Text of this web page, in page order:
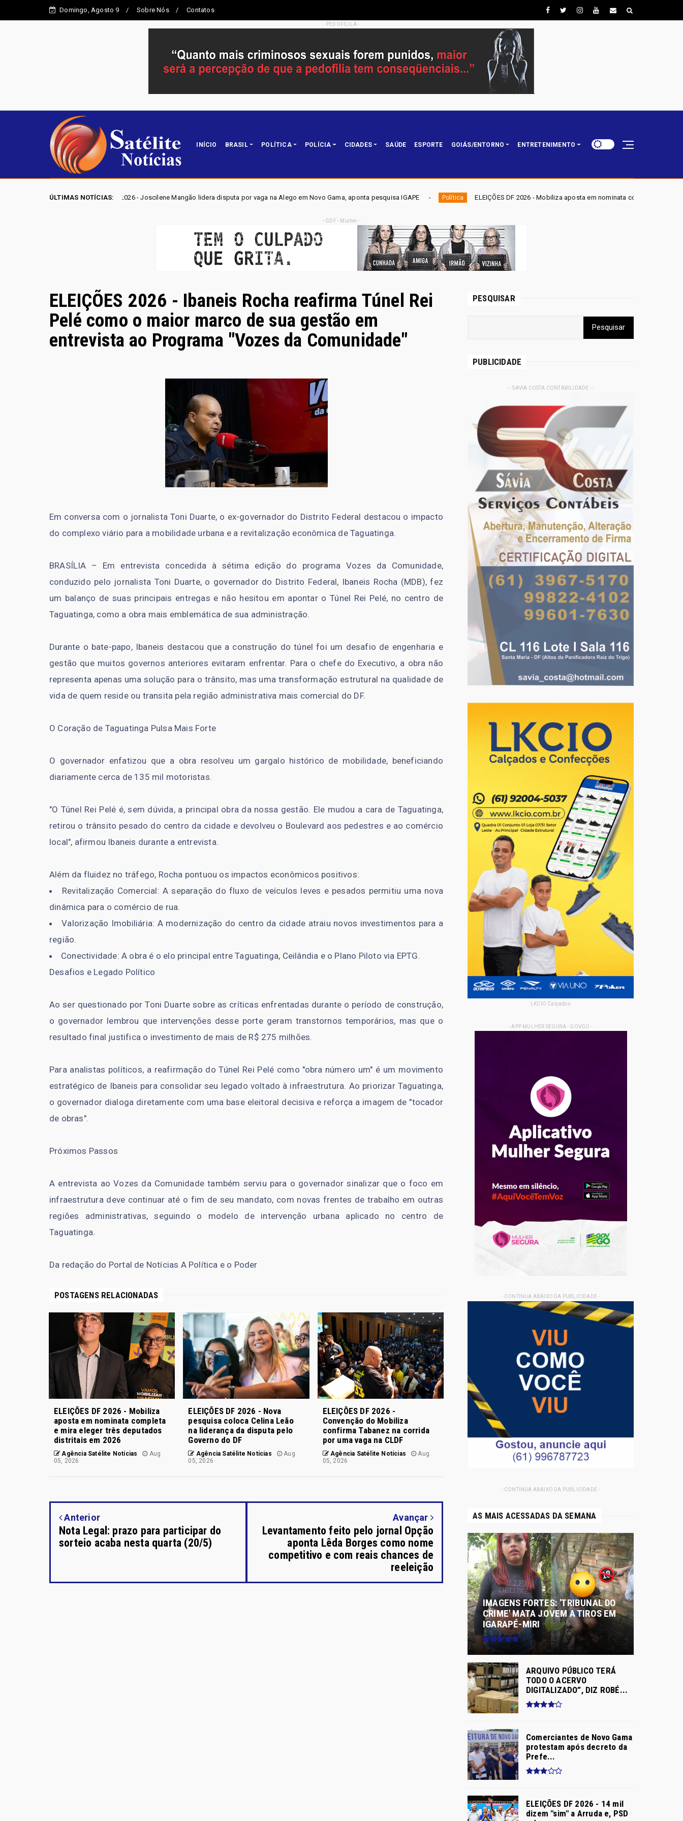
Domingo, Agosto 9 Sobre Nós Contatos
- PEDOFILILA -
INÍCIO BRASIL POLÍTICA POLÍCIA CIDADES SAÚDE ESPORTE GOIÁS/ENTORNO ENTRETENIMENTO
ÚLTIMAS NOTÍCIAS:
ELEIÇÕES GO 2026 - Joscilene Mangão lidera disputa por vaga na Alego em Novo Gama, aponta pesquisa IGAPE Política ELEIÇÕES DF 2026 - Mobiliza aposta em nominata completa e mira eleger três deputados
- GDF - Mulher -
ELEIÇÕES 2026 - Ibaneis Rocha reafirma Túnel Rei
Pelé como o maior marco de sua gestão em
entrevista ao Programa "Vozes da Comunidade"
Em conversa com o jornalista Toni Duarte, o ex-governador do Distrito Federal destacou o impacto
do complexo viário para a mobilidade urbana e a revitalização econômica de Taguatinga.
BRASÍLIA – Em entrevista concedida à sétima edição do programa Vozes da Comunidade,
conduzido pelo jornalista Toni Duarte, o governador do Distrito Federal, Ibaneis Rocha (MDB), fez
um balanço de suas principais entregas e não hesitou em apontar o Túnel Rei Pelé, no centro de
Taguatinga, como a obra mais emblemática de sua administração.
Durante o bate-papo, Ibaneis destacou que a construção do túnel foi um desafio de engenharia e
gestão que muitos governos anteriores evitaram enfrentar. Para o chefe do Executivo, a obra não
representa apenas uma solução para o trânsito, mas uma transformação estrutural na qualidade de
vida de quem reside ou transita pela região administrativa mais comercial do DF.
O Coração de Taguatinga Pulsa Mais Forte
O governador enfatizou que a obra resolveu um gargalo histórico de mobilidade, beneficiando
diariamente cerca de 135 mil motoristas.
"O Túnel Rei Pelé é, sem dúvida, a principal obra da nossa gestão. Ele mudou a cara de Taguatinga,
retirou o trânsito pesado do centro da cidade e devolveu o Boulevard aos pedestres e ao comércio
local", afirmou Ibaneis durante a entrevista.
Além da fluidez no tráfego, Rocha pontuou os impactos econômicos positivos:
Revitalização Comercial: A separação do fluxo de veículos leves e pesados permitiu uma nova
dinâmica para o comércio de rua.
Valorização Imobiliária: A modernização do centro da cidade atraiu novos investimentos para a
região.
Conectividade: A obra é o elo principal entre Taguatinga, Ceilândia e o Plano Piloto via EPTG.
Desafios e Legado Político
Ao ser questionado por Toni Duarte sobre as críticas enfrentadas durante o período de construção,
o governador lembrou que intervenções desse porte geram transtornos temporários, mas que o
resultado final justifica o investimento de mais de R$ 275 milhões.
Para analistas políticos, a reafirmação do Túnel Rei Pelé como "obra número um" é um movimento
estratégico de Ibaneis para consolidar seu legado voltado à infraestrutura. Ao priorizar Taguatinga,
o governador dialoga diretamente com uma base eleitoral decisiva e reforça a imagem de "tocador
de obras".
Próximos Passos
A entrevista ao Vozes da Comunidade também serviu para o governador sinalizar que o foco em
infraestrutura deve continuar até o fim de seu mandato, com novas frentes de trabalho em outras
regiões administrativas, seguindo o modelo de intervenção urbana aplicado no centro de
Taguatinga.
Da redação do Portal de Notícias A Política e o Poder
POSTAGENS RELACIONADAS
ELEIÇÕES DF 2026 - Mobiliza
aposta em nominata completa
e mira eleger três deputados
distritais em 2026
Agência Satélite Notícias
Aug
05, 2026
ELEIÇÕES DF 2026 - Nova
pesquisa coloca Celina Leão
na liderança da disputa pelo
Governo do DF
Agência Satélite Notícias
Aug
05, 2026
ELEIÇÕES DF 2026 -
Convenção do Mobiliza
confirma Tabanez na corrida
por uma vaga na CLDF
Agência Satélite Notícias
Aug
05, 2026
Anterior
Nota Legal: prazo para participar do
sorteio acaba nesta quarta (20/5)
Avançar
Levantamento feito pelo jornal Opção
aponta Lêda Borges como nome
competitivo e com reais chances de
reeleição
PESQUISAR
PUBLICIDADE
- - SAVIA COSTA CONTABILIDADE - -
LKCIO Calçados
- APP MULHER SEGURA - GOVGO -
- CONTINUA ABAIXO DA PUBLICIDADE -
- CONTINUA ABAIXO DA PUBLICIDADE -
AS MAIS ACESSADAS DA SEMANA
IMAGENS FORTES: 'TRIBUNAL DO
CRIME' MATA JOVEM A TIROS EM
IGARAPÉ-MIRI
ARQUIVO PÚBLICO TERÁ
TODO O ACERVO
DIGITALIZADO”, DIZ ROBÉ...
Comerciantes de Novo Gama
protestam após decreto da
Prefe...
ELEIÇÕES DF 2026 - 14 mil
dizem "sim" a Arruda e, PSD